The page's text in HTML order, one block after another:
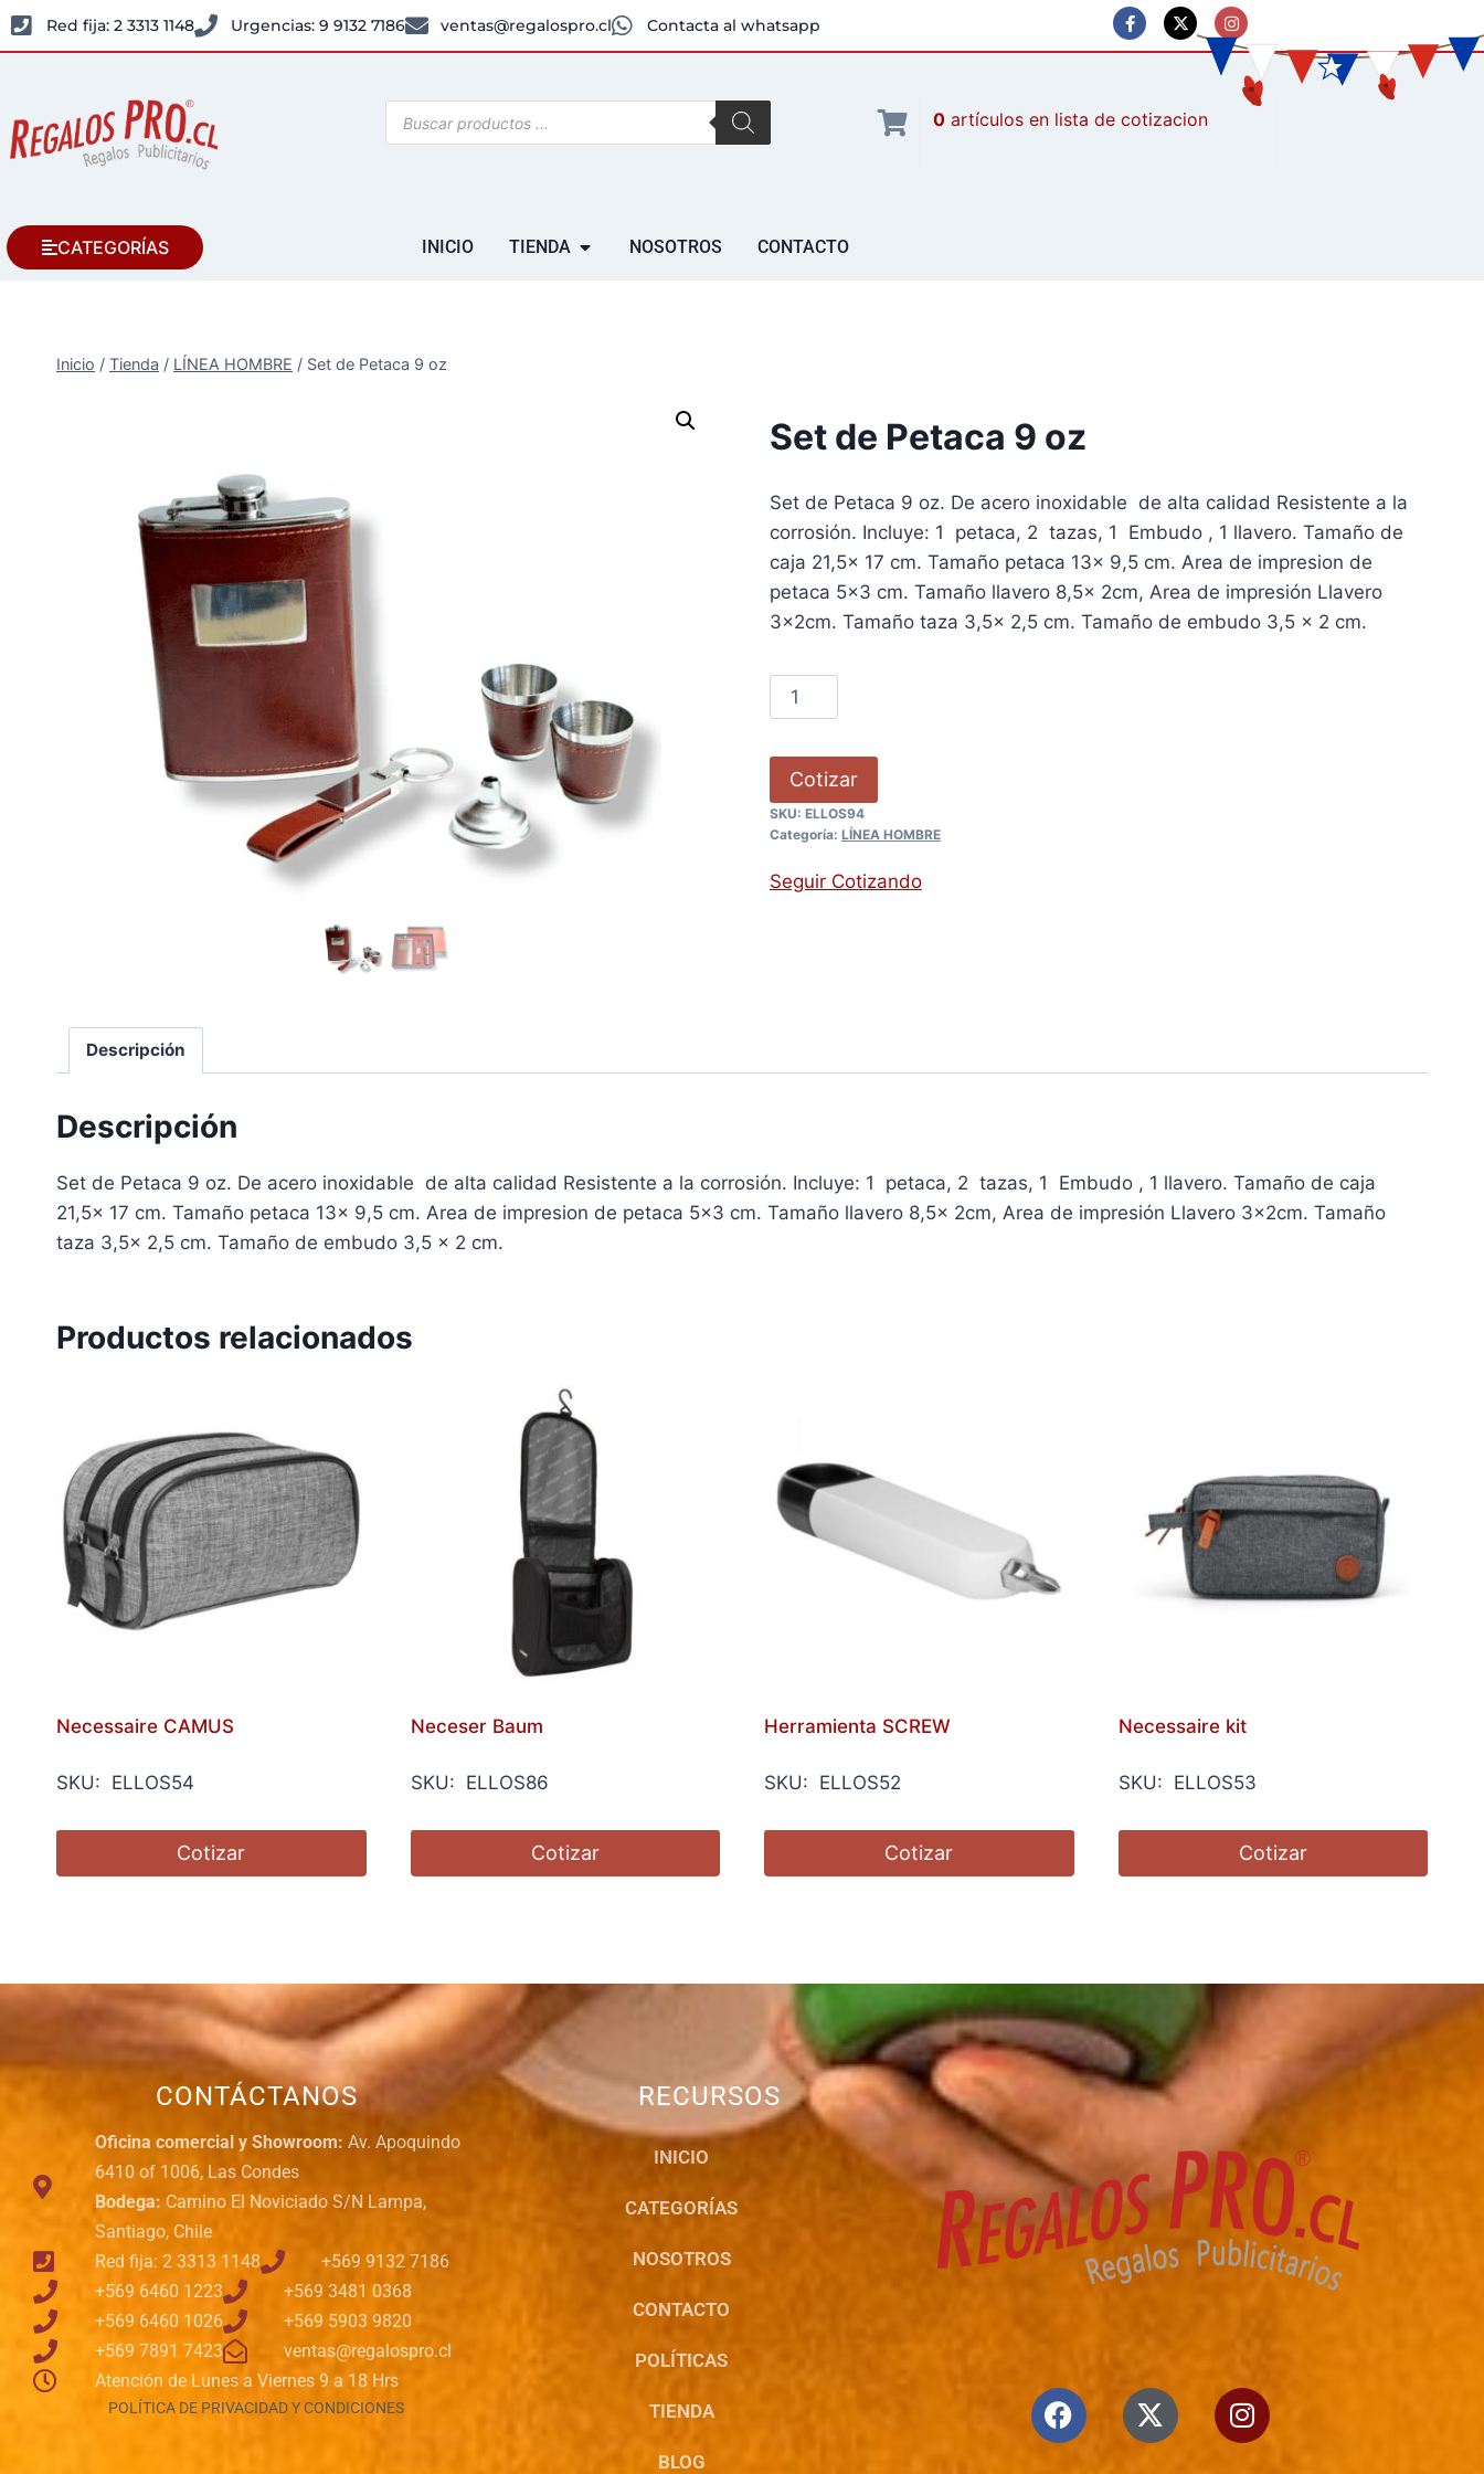
Red fija: 2 3313 1148 Urgencias: 9 9132 7186 ventas@regalospro.cl Contacta al whatsapp
0 artículos
CATEGORÍAS INICIO TIENDA NOSOTROS CONTACTO
Inicio / Tienda / LÍNEA HOMBRE / Set de Petaca 9 oz
Set de Petaca 9 oz
Set de Petaca 9 oz. De acero inoxidable de alta calidad Resistente a la
corrosión. Incluye: 1 petaca, 2 tazas, 1 Embudo , 1 llavero. Tamaño de
caja 21,5x 17 cm. Tamaño petaca 13x 9,5 cm. Area de impresion de
petaca 5×3 cm. Tamaño llavero 8,5x 2cm, Area de impresión Llavero
3x2cm. Tamaño taza 3,5x 2,5 cm. Tamaño de embudo 3,5 x 2 cm.
Cotizar
SKU: ELLOS94
Categoría: LÍNEA HOMBRE
Seguir Cotizando
Descripción
Descripción
Set de Petaca 9 oz. De acero inoxidable de alta calidad Resistente a la corrosión. Incluye: 1 petaca, 2 tazas, 1 Embudo , 1 llavero. Tamaño de caja
21,5x 17 cm. Tamaño petaca 13x 9,5 cm. Area de impresion de petaca 5×3 cm. Tamaño llavero 8,5x 2cm, Area de impresión Llavero 3x2cm. Tamaño
taza 3,5x 2,5 cm. Tamaño de embudo 3,5 x 2 cm.
Productos relacionados
Necessaire CAMUS
SKU: ELLOS54
Cotizar
Neceser Baum
SKU: ELLOS86
Cotizar
Herramienta SCREW
SKU: ELLOS52
Cotizar
Necessaire kit
SKU: ELLOS53
Cotizar
CONTÁCTANOS
Oficina comercial y Showroom: Av. Apoquindo
6410 of 1006, Las Condes
Bodega: Camino El Noviciado S/N Lampa,
Santiago, Chile
Red fija: 2 3313 1148
+569 9132 7186
+569 6460 1223
+569 3481 0368
+569 6460 1026
+569 5903 9820
+569 7891 7423
ventas@regalospro.cl
Atención de Lunes a Viernes 9 a 18 Hrs
POLÍTICA DE PRIVACIDAD Y CONDICIONES
RECURSOS
INICIO
CATEGORÍAS
NOSOTROS
CONTACTO
POLÍTICAS
TIENDA
BLOG